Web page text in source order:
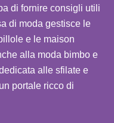
di fornire consigli utili
di moda gestisce le
e le maison
alla moda bimbo e
alle sfilate e
portale ricco di